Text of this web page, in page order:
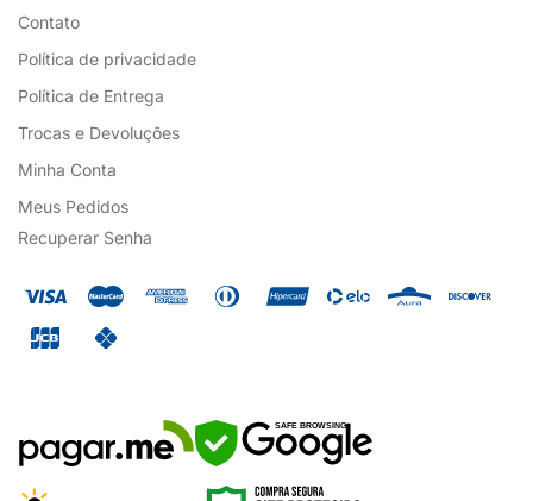
Contato
Política de privacidade
Política de Entrega
Trocas e Devoluções
Minha Conta
Meus Pedidos
Recuperar Senha
SAFE BROWSING